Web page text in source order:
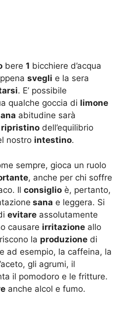
bere 1 bicchiere d’acqua
svegli e la sera
. E’ possibile
qualche goccia di limone
abitudine sarà
ripristino dell’equilibrio
nostro intestino.
sempre, gioca un ruolo
, anche per chi soffre
Il consiglio è, pertanto,
sana e leggera. Si
evitare assolutamente
causare irritazione allo
la produzione di
ad esempio, la caffeina, la
gli agrumi, il
il pomodoro e le fritture.
anche alcol e fumo.